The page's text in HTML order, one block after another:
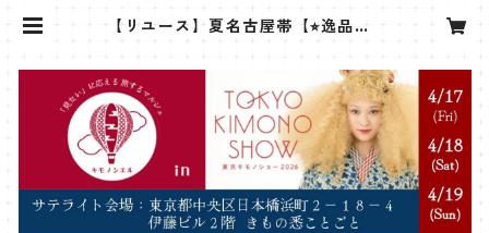
【リユース】夏名古屋帯【⭐︎逸品】 |